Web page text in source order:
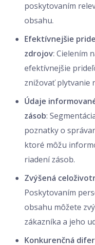
poskytovaním
obsahu.
Efektívnejšie
zdrojov: Cielením
efektívnejšie
znižovať plytvanie
Údaje
zásob:
poznatky o
ktoré môžu
riadení zásob.
Zvýšená
Poskytovaním
obsahu môžete
zákazníka a jeho
Konkurenčná